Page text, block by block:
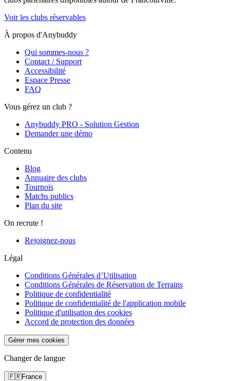
Voir les clubs réservables
À propos d'Anybuddy
Qui sommes-nous ?
Contact / Support
Accessibilité
Espace Presse
FAQ
Vous gérez un club ?
Anybuddy PRO - Solution Gestion
Demander une démo
Contenu
Blog
Annuaire des clubs
Tournois
Matchs publics
Plan du site
On recrute !
Rejoignez-nous
Légal
Conditions Générales d’Utilisation
Conditions Générales de Réservation de Terrains
Politique de confidentialité
Politique de confidentialité de l'application mobile
Politique d'utilisation des cookies
Accord de protection des données
Gérer mes cookies
Changer de langue
🇫🇷France